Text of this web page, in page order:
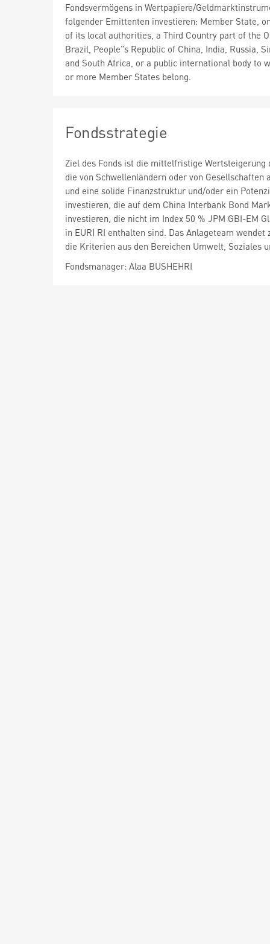
Fondsvermögens in Wertpapiere/
folgender Emittenten investieren: Member State,
of its local authorities, a Third Country part of the
Brazil, People"s Republic of China, India, Russia,
and South Africa, or a public international body to
or more Member States belong.
Fondsstrategie
Ziel des Fonds ist die mittelfristige Wertsteigerung
die von Schwellenländern oder von
und eine solide Finanzstruktur und/oder ein
investieren, die auf dem China Interbank Bond
investieren, die nicht im Index 50 % JPM GBI-EM
in EUR) RI enthalten sind. Das Anlageteam
die Kriterien aus den Bereichen Umwelt, Soziales
Fondsmanager: Alaa BUSHEHRI